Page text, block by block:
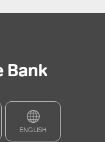
ENGLISH